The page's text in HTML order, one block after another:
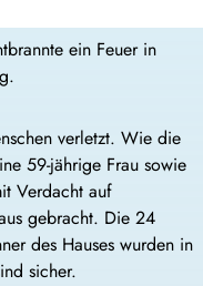
ein Feuer in
verletzt. Wie die
59-jährige Frau sowie
Verdacht auf
gebracht. Die 24
des Hauses wurden in
sicher.